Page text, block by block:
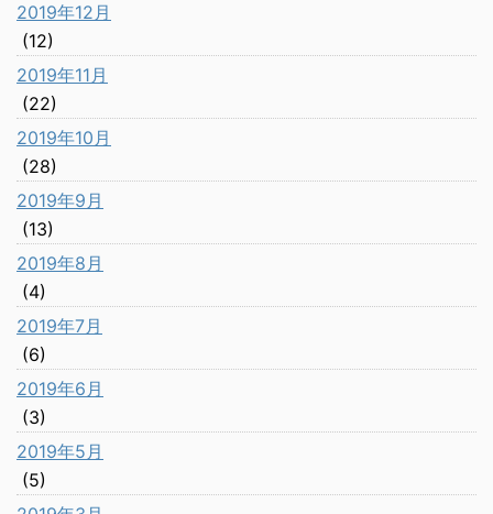
2019年12月
(12)
2019年11月
(22)
2019年10月
(28)
2019年9月
(13)
2019年8月
(4)
2019年7月
(6)
2019年6月
(3)
2019年5月
(5)